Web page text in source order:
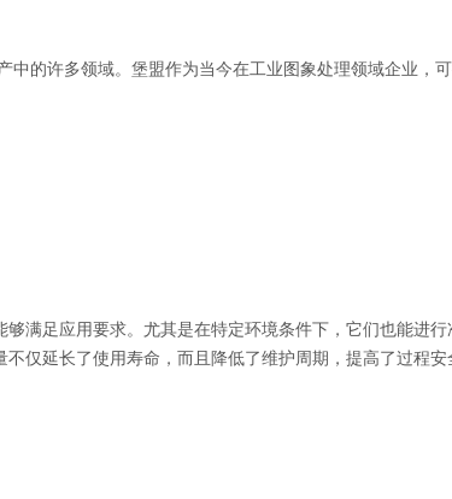
的许多领域。堡盟作为当今在工业图象处理领域企业，
满足应用要求。尤其是在特定环境条件下，它们也能进
仅延长了使用寿命，而且降低了维护周期，提高了过程安